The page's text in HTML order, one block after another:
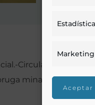
Marketing
Aceptar
Circular a los
minadora, etc.-